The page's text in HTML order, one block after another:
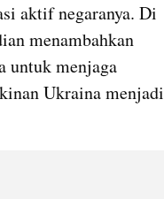
aktif negaranya. Di
menambahkan
untuk menjaga
Ukraina menjadi